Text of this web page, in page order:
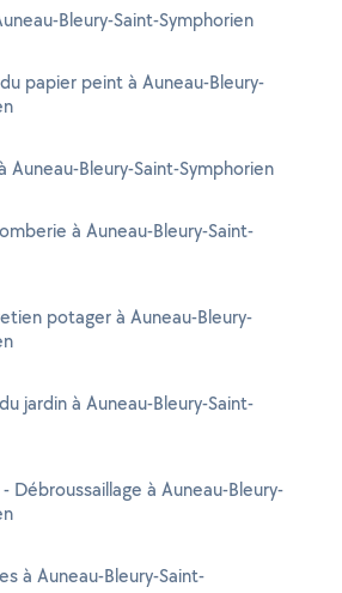
Bleury-Saint-Symphorien
papier peint à Auneau-Bleury-
Auneau-Bleury-Saint-Symphorien
à Auneau-Bleury-Saint-
potager à Auneau-Bleury-
jardin à Auneau-Bleury-Saint-
Débroussaillage à Auneau-Bleury-
à Auneau-Bleury-Saint-